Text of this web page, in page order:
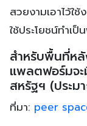
สวยงามเอาไว้ใ
ใช้ประโยชน์ทำเป็
สำหรับพื้นที่หลั
แพลตฟอร์มจ
สหรัฐฯ (ประ
ที่มา: peer